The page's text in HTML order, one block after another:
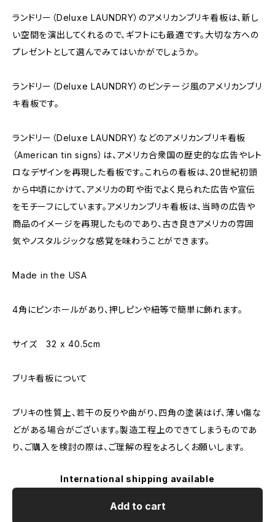
ランドリー（Deluxe LAUNDRY）のアメリカンブリキ看板は、新し
い空間を演出してくれるので、ギフトにも最適です。大切な方への
プレゼントとして選んでみてはいかがでしょうか。
ランドリー（Deluxe LAUNDRY）のビンテージ風のアメリカンブリ
キ看板です。
ランドリー（Deluxe LAUNDRY）などのアメリカンブリキ看板
（American tin signs）は、アメリカ合衆国の歴史的な広告やレト
ロなデザインを再現した看板です。これらの看板は、20世紀初頭
から中頃にかけて、アメリカの町や街でよく見られた広告や宣伝
をモチーフにしています。アメリカンブリキ看板は、当時の広告や
商品のイメージを再現したものであり、古き良きアメリカの雰囲
気やノスタルジックな感覚を味わうことができます。
Made in the USA
4角にピンホールがあり、押しピンや紐等で簡単に飾れます。
サイズ 32 x 40.5cm
ブリキ看板について
ブリキの性質上、若干の反りや曲がり、四角の塗装はげ、薄い傷な
どがある場合がございます。製造工程上のできてしまうものであ
り、ご購入を検討の際は、ご理解の程をよろしくお願いします。
International shipping available
Add to cart